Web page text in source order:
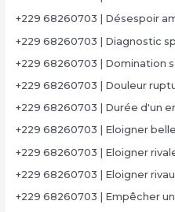
+229 68260703 | Désespoir
+229 68260703 | Diagnostic
+229 68260703 | Domination
+229 68260703 | Douleur
+229 68260703 | Durée d'un
+229 68260703 | Eloigner
+229 68260703 | Eloigner
+229 68260703 | Eloigner
+229 68260703 | Empêcher